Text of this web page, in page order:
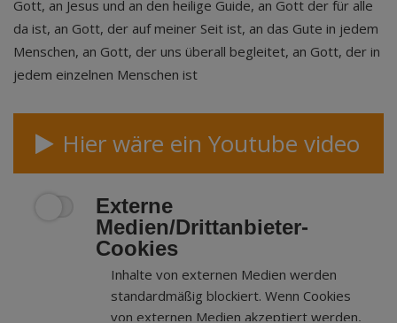
Gott, an Jesus und an den heilige Guide, an Gott der für alle
da ist, an Gott, der auf meiner Seit ist, an das Gute in jedem
Menschen, an Gott, der uns überall begleitet, an Gott, der in
jedem einzelnen Menschen ist
Hier wäre ein Youtube video
Externe
Medien/Drittanbieter-
Cookies
Inhalte von externen Medien werden
standardmäßig blockiert. Wenn Cookies
von externen Medien akzeptiert werden,